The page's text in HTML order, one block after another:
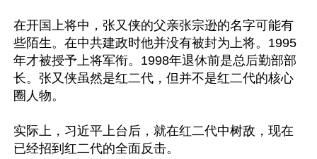
在开国上将中，张又侠的父亲张宗逊的名字可能有
些陌生。在中共建政时他并没有被封为上将。1995
年才被授予上将军衔。1998年退休前是总后勤部部
长。张又侠虽然是红二代，但并不是红二代的核心
圈人物。
实际上，习近平上台后，就在红二代中树敌，现在
已经招到红二代的全面反击。